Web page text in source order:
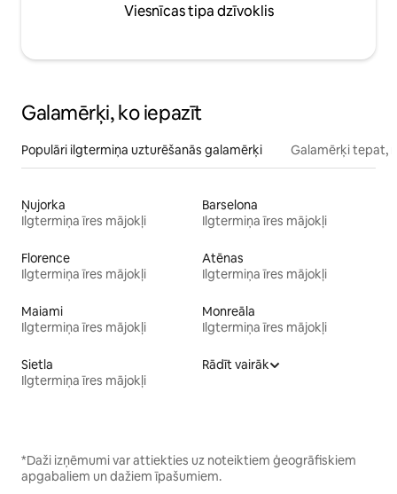
Viesnīcas tipa dzīvoklis
Galamērķi, ko iepazīt
Populāri ilgtermiņa uzturēšanās galamērķi Galamērķi tepat,
Ņujorka
Ilgtermiņa īres mājokļi
Barselona
Ilgtermiņa īres mājokļi
Florence
Ilgtermiņa īres mājokļi
Atēnas
Ilgtermiņa īres mājokļi
Maiami
Ilgtermiņa īres mājokļi
Monreāla
Ilgtermiņa īres mājokļi
Sietla
Ilgtermiņa īres mājokļi
Rādīt vairāk
*Daži izņēmumi var attiekties uz noteiktiem ģeogrāfiskiem
apgabaliem un dažiem īpašumiem.